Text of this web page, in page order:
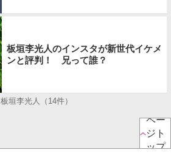
板垣李光人のインスタが新世代イケメ
ンと評判！ 兄って誰？
板垣李光人（14件）
ペー
ジト
ップ